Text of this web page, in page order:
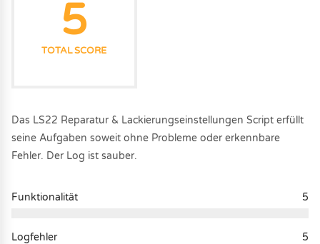
5
TOTAL SCORE
Das LS22 Reparatur & Lackierungseinstellungen Script erfüllt
seine Aufgaben soweit ohne Probleme oder erkennbare
Fehler. Der Log ist sauber.
Funktionalität 5
Logfehler 5